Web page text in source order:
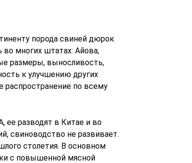
порода свиней дюрок
во многих штатах: Айова,
размеры, выносливость,
к улучшению других
распространение по всему
ее разводят в Китае и во
свиноводство не развивает.
столетия. В основном
с повышенной мясной